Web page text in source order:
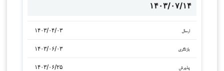
۱۴۰۳/۰۷/۱۴
ارسال ۱۴۰۳/۰۴/۰۳
بازنگری ۱۴۰۳/۰۶/۰۳
پذیرش ۱۴۰۳/۰۶/۲۵